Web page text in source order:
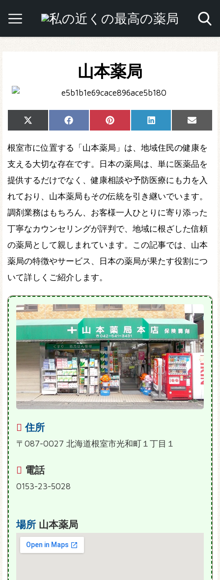
山本薬局
Share
on
X
(Twitter)
Share
on
Facebook Share
on
Pinterest Share
on
LinkedIn
Share
on
Email
根室市に位置する「山本薬局」は、地域住民の健康を
支える大切な存在です。日本の薬局は、単に医薬品を
提供するだけでなく、健康相談や予防医療にも力を入
れており、山本薬局もその伝統を引き継いでいます。
調剤業務はもちろん、お客様一人ひとりに寄り添った
丁寧なカウンセリングが評判で、地域に根ざした信頼
の薬局として親しまれています。この記事では、山本
薬局の特徴やサービス、日本の薬局が果たす役割につ
いて詳しくご紹介します。
住所
〒087-0027 北海道根室市光和町１丁目１
電話
0153-23-5028
場所 山本薬局